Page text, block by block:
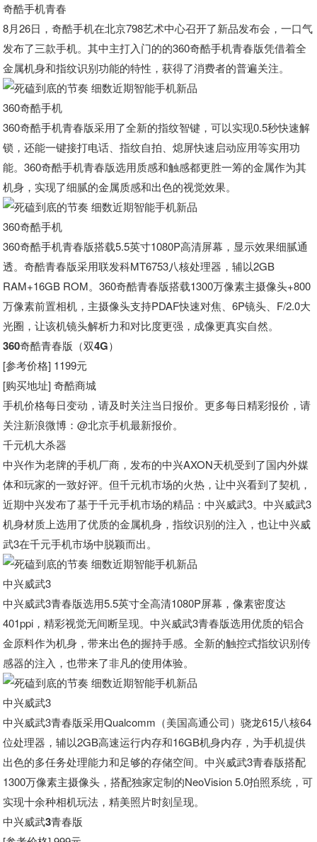
奇酷手机青春
8月26日，奇酷手机在北京798艺术中心召开了新品发布会，一口气
发布了三款手机。其中主打入门的的360奇酷手机青春版凭借着全
金属机身和指纹识别功能的特性，获得了消费者的普遍关注。
360奇酷手机
360奇酷手机青春版采用了全新的指纹智键，可以实现0.5秒快速解
锁，还能一键接打电话、指纹自拍、熄屏快速启动应用等实用功
能。360奇酷手机青春版选用质感和触感都更胜一筹的金属作为其
机身，实现了细腻的金属质感和出色的视觉效果。
360奇酷手机
360奇酷手机青春版搭载5.5英寸1080P高清屏幕，显示效果细腻通
透。奇酷青春版采用联发科MT6753八核处理器，辅以2GB
RAM+16GB ROM。360奇酷青春版搭载1300万像素主摄像头+800
万像素前置相机，主摄像头支持PDAF快速对焦、6P镜头、F/2.0大
光圈，让该机镜头解析力和对比度更强，成像更真实自然。
360奇酷青春版（双4G）
[参考价格] 1199元
[购买地址] 奇酷商城
手机价格每日变动，请及时关注当日报价。更多每日精彩报价，请
关注新浪微博 ：@北京手机最新报价。
千元机大杀器
中兴作为老牌的手机厂商，发布的中兴AXON天机受到了国内外媒
体和玩家的一致好评。但千元机市场的火热，让中兴看到了契机，
近期中兴发布了基于千元手机市场的精品：中兴威武3。中兴威武3
机身材质上选用了优质的金属机身，指纹识别的注入，也让中兴威
武3在千元手机市场中脱颖而出。
中兴威武3
中兴威武3青春版选用5.5英寸全高清1080P屏幕，像素密度达
401ppi，精彩视觉无间断呈现。中兴威武3青春版选用优质的铝合
金原料作为机身，带来出色的握持手感。全新的触控式指纹识别传
感器的注入，也带来了非凡的使用体验。
中兴威武3
中兴威武3青春版采用Qualcomm（美国高通公司）骁龙615八核64
位处理器，辅以2GB高速运行内存和16GB机身内存，为手机提供
出色的多任务处理能力和足够的存储空间。中兴威武3青春版搭配
1300万像素主摄像头，搭配独家定制的NeoVision 5.0拍照系统，可
实现十余种相机玩法，精美照片时刻呈现。
中兴威武3青春版